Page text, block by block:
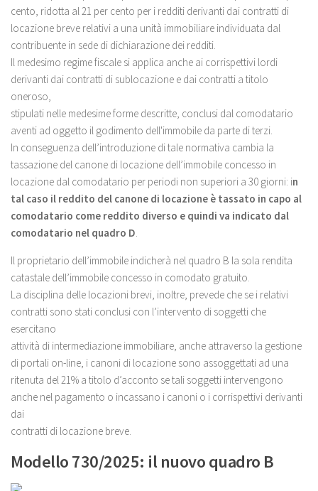
cento, ridotta al 21 per cento per i redditi derivanti dai contratti di
locazione breve relativi a una unità immobiliare individuata dal
contribuente in sede di dichiarazione dei redditi.
Il medesimo regime fiscale si applica anche ai corrispettivi lordi
derivanti dai contratti di sublocazione e dai contratti a titolo
oneroso,
stipulati nelle medesime forme descritte, conclusi dal comodatario
aventi ad oggetto il godimento dell'immobile da parte di terzi.
In conseguenza dell’introduzione di tale normativa cambia la
tassazione del canone di locazione dell’immobile concesso in
locazione dal comodatario per periodi non superiori a 30 giorni: in
tal caso il reddito del canone di locazione è tassato in capo al
comodatario come reddito diverso e quindi va indicato dal
comodatario nel quadro D.
Il proprietario dell’immobile indicherà nel quadro B la sola rendita
catastale dell’immobile concesso in comodato gratuito.
La disciplina delle locazioni brevi, inoltre, prevede che se i relativi
contratti sono stati conclusi con l’intervento di soggetti che
esercitano
attività di intermediazione immobiliare, anche attraverso la gestione
di portali on-line, i canoni di locazione sono assoggettati ad una
ritenuta del 21% a titolo d’acconto se tali soggetti intervengono
anche nel pagamento o incassano i canoni o i corrispettivi derivanti
dai
contratti di locazione breve.
Modello 730/2025: il nuovo quadro B